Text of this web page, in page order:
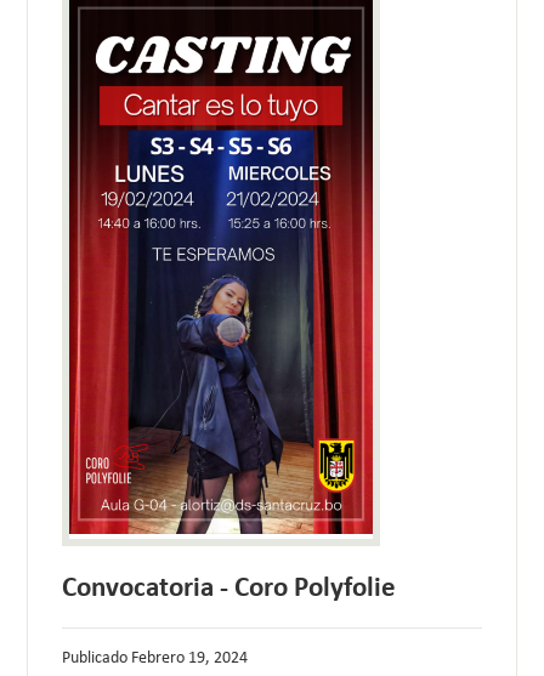
Convocatoria - Coro Polyfolie
Publicado Febrero 19, 2024